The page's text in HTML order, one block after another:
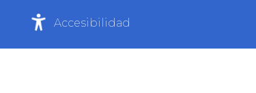
Accesibilidad